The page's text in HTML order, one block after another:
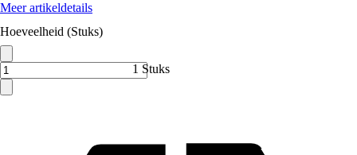
Meer artikeldetails
Hoeveelheid (Stuks)
1 Stuks